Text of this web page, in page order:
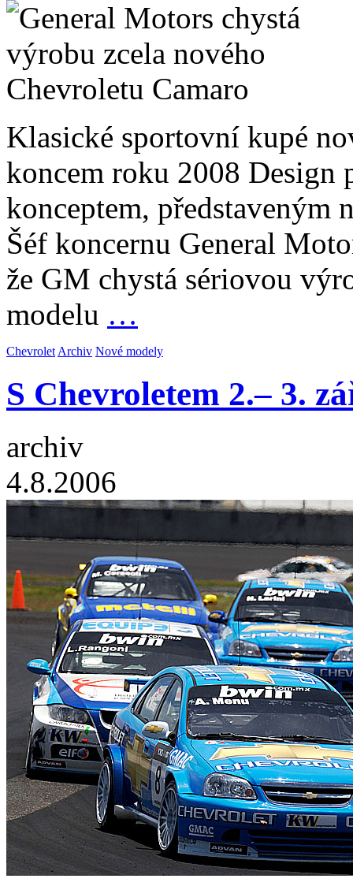
Klasické sportovní kupé
koncem roku 2008
konceptem,
Šéf koncernu General
že GM chystá sériovou
modelu …
Chevrolet Archiv Nové modely
S Chevroletem 2.– 3.
archiv
4.8.2006